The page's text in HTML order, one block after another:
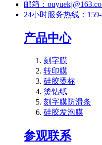
邮箱：
24小时服务热线：
产品中心
刻字膜
转印膜
硅胶烫标
烫钻纸
刻字膜防滑条
硅胶发泡膜
参观联系